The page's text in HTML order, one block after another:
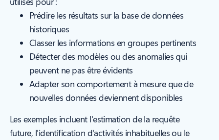
Prédire les résultats sur la base de données
historiques
Classer les informations en groupes pertinents
Détecter des modèles ou des anomalies qui
peuvent ne pas être évidents
Adapter son comportement à mesure que de
nouvelles données deviennent disponibles
Les exemples incluent l'estimation de la requête
future, l'identification d'activités inhabituelles ou le